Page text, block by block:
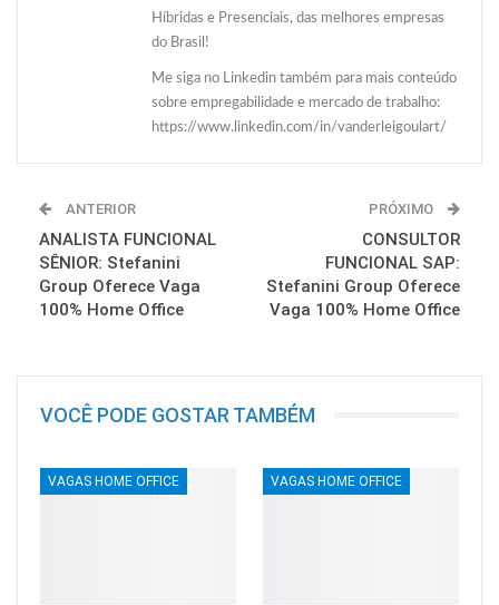
Híbridas e Presenciais, das melhores empresas
do Brasil!
Me siga no Linkedin também para mais conteúdo
sobre empregabilidade e mercado de trabalho:
https://www.linkedin.com/in/vanderleigoulart/
ANTERIOR
ANALISTA FUNCIONAL
SÊNIOR: Stefanini
Group Oferece Vaga
100% Home Office
PRÓXIMO
CONSULTOR
FUNCIONAL SAP:
Stefanini Group Oferece
Vaga 100% Home Office
VOCÊ PODE GOSTAR TAMBÉM
VAGAS HOME OFFICE VAGAS HOME OFFICE